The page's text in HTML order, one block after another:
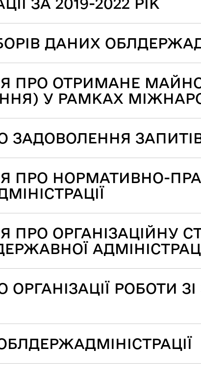
ДАНИХ
ПРО ОТРИМАНЕ
У РАМКАХ
ЗАДОВОЛЕННЯ
ПРО НОРМАТИВНО-
ПРО ОРГАНІЗАЦІЙНУ
ОРГАНІЗАЦІЇ РОБОТИ